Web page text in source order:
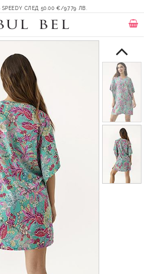
СЛЕД 50.00 €/97.79 ЛВ.